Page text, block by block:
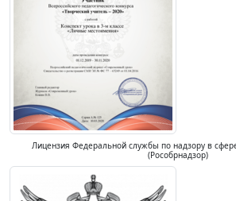
Лицензия Федеральной службы по надзору в
(Рособрнадзор)